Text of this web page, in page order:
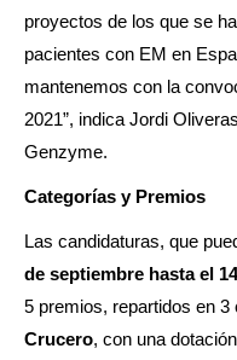
proyectos de los que se
pacientes con EM en
mantenemos con la
2021”, indica Jordi
Genzyme.
Categorías y Premios
Las candidaturas, que
de septiembre hasta el
5 premios, repartidos en
Crucero, con una